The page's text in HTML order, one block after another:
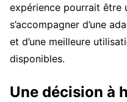
expérience pourrait être
s’accompagner d’une
et d’une meilleure
disponibles.
Une décision à